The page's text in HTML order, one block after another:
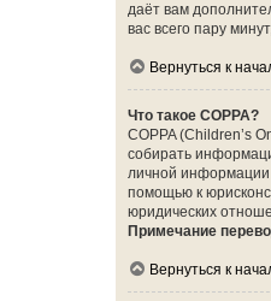
даёт вам
вас всего пару
Вернуться к
Что такое COPPA?
COPPA (Children’s
собирать
личной информации
помощью к
юридических
Примечание
Вернуться к